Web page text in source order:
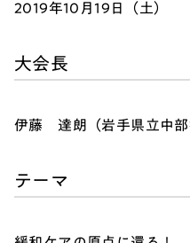
2019年10月19日（土）
大会長
伊藤 達朗（岩手県立中部
テーマ